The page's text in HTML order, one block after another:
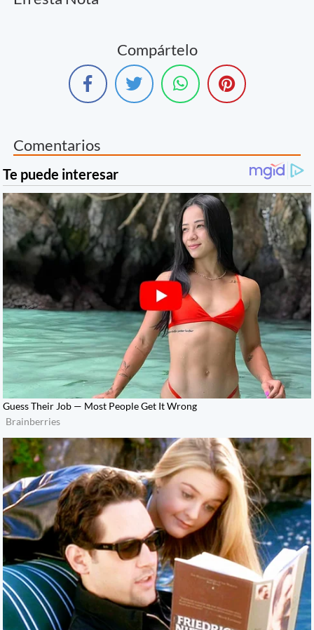
Compártelo
Comentarios